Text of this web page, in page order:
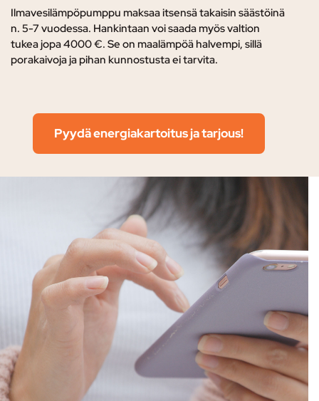
Ilmavesilämpöpumppu maksaa itsensä takaisin säästöinä
n. 5-7 vuodessa. Hankintaan voi saada myös valtion
tukea jopa 4000 €. Se on maalämpöä halvempi, sillä
porakaivoja ja pihan kunnostusta ei tarvita.
Pyydä energiakartoitus ja tarjous!